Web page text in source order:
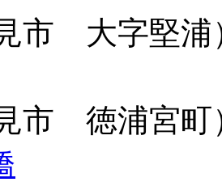
見市 大字堅浦
見市 徳浦宮町